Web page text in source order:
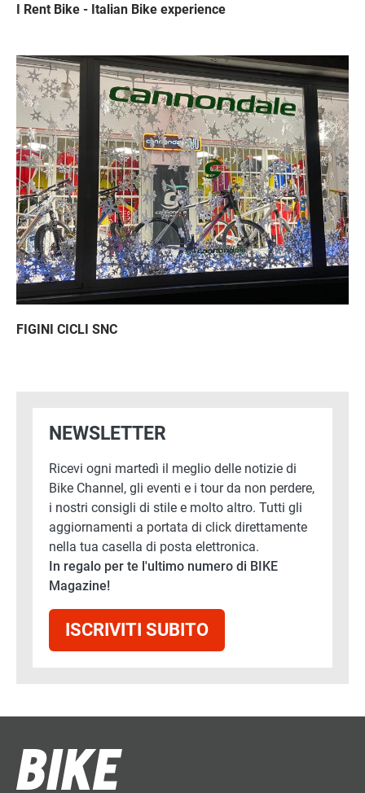
I Rent Bike - Italian Bike experience
Immagine
FIGINI CICLI SNC
NEWSLETTER
Ricevi ogni martedì il meglio delle notizie di
Bike Channel, gli eventi e i tour da non perdere,
i nostri consigli di stile e molto altro. Tutti gli
aggiornamenti a portata di click direttamente
nella tua casella di posta elettronica.
In regalo per te l'ultimo numero di BIKE
Magazine!
ISCRIVITI SUBITO